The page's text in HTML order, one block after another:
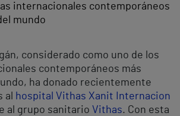
internacionales contemporáneos
mundo
considerado como uno de los
contemporáneos más
ha donado recientemente
al
hospital Vithas Xanit Internacion
al grupo sanitario Vithas. Con esta